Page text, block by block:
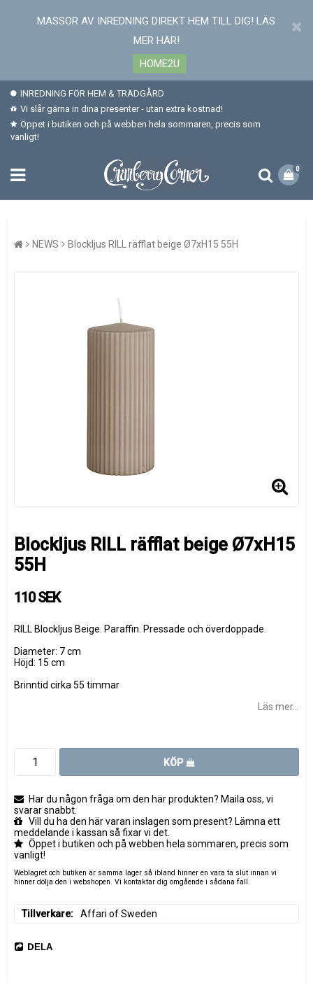
MASSOR AV INREDNING DIREKT HEM TILL DIG! LÄS
MER HÄR!
HOME2U
INREDNING FÖR HEM & TRÄDGÅRD
Vi slår gärna in dina presenter - utan extra kostnad!
Öppet i butiken och på webben hela sommaren, precis som
vanligt!
0
NEWS Blockljus RILL räfflat beige Ø7xH15 55H
Blockljus RILL räfflat beige Ø7xH15
55H
110 SEK
RILL Blockljus Beige. Paraffin. Pressade och överdoppade.
Diameter: 7 cm
Höjd: 15 cm
Brinntid cirka 55 timmar
Läs mer...
KÖP
Har du någon fråga om den här produkten? Maila oss, vi
svarar snabbt.
Vill du ha den här varan inslagen som present? Lämna ett
meddelande i kassan så fixar vi det.
Öppet i butiken och på webben hela sommaren, precis som
vanligt!
Weblagret och butiken är samma lager så ibland hinner en vara ta slut innan vi
hinner dölja den i webshopen. Vi kontaktar dig omgående i sådana fall.
Tillverkare Affari of Sweden
DELA